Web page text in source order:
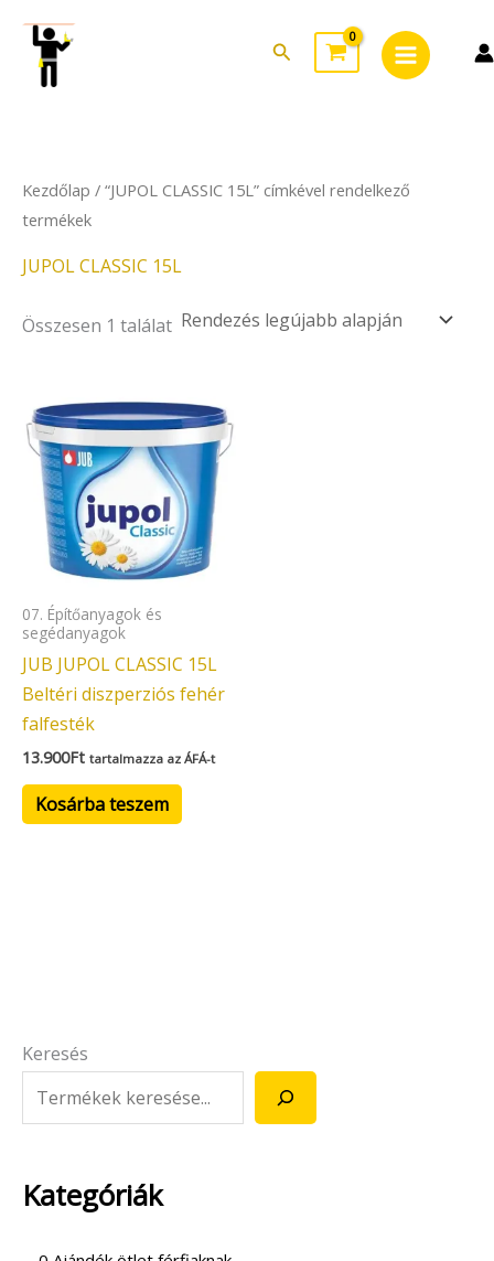
content
Search
Menu
Keresés
Kategóriák
Kezdőlap / “JUPOL CLASSIC 15L” címkével rendelkező
termékek
JUPOL CLASSIC 15L
Összesen 1 találat
07. Építőanyagok és
segédanyagok
JUB JUPOL CLASSIC 15L
Beltéri diszperziós fehér
falfesték
13.900Ft tartalmazza az ÁFÁ-t
Kosárba teszem